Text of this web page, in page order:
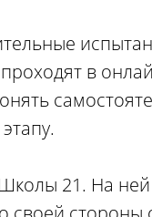
в
21. На